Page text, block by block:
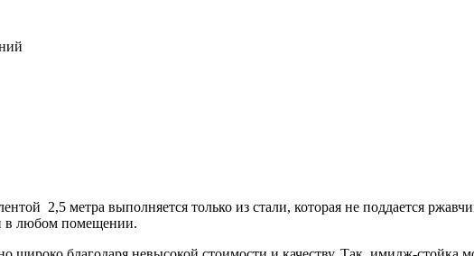
2,5 метра выполняется только из стали, которая не поддается
в любом помещении.